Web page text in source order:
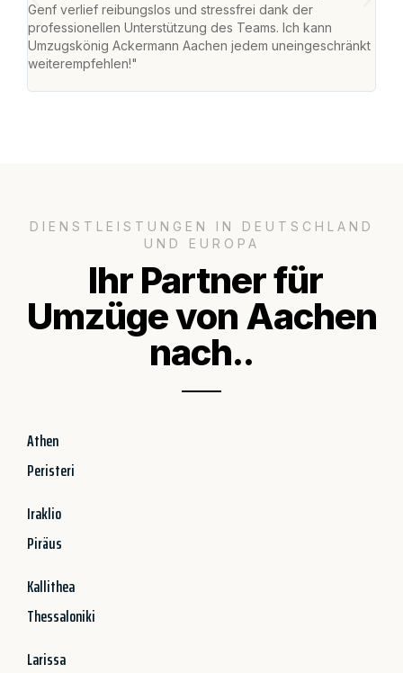
Genf verlief reibungslos und stressfrei dank der
professionellen Unterstützung des Teams. Ich kann
Umzugskönig Ackermann Aachen jedem uneingeschränkt
weiterempfehlen!"
DIENSTLEISTUNGEN IN DEUTSCHLAND
UND EUROPA
Ihr Partner für
Umzüge von Aachen
nach..
Athen
Peristeri
Iraklio
Piräus
Kallithea
Thessaloniki
Larissa